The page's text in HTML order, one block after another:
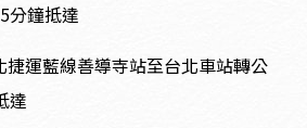
分鐘抵達
捷運藍線善導寺站至台北車站轉公
達